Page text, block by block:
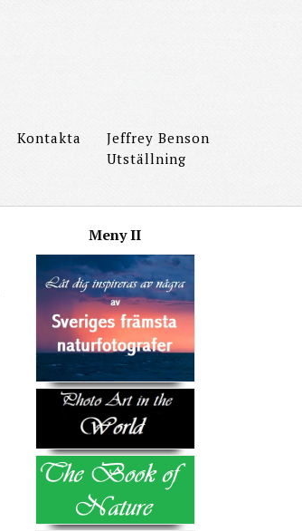
Kontakta
Jeffrey Benson
Utställning
Meny ІІ